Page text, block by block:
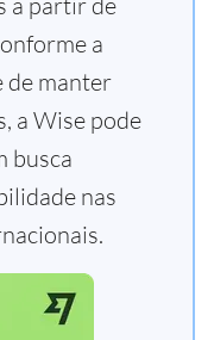
a
de manter
a Wise pode
busca
nas